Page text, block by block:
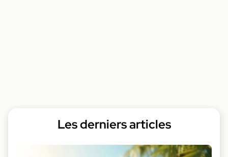
Les derniers articles